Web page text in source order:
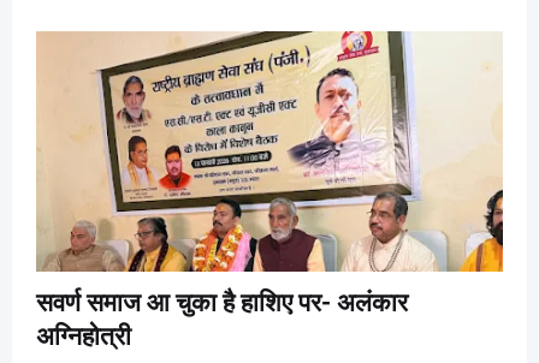
सवर्ण समाज आ चुका है हाशिए पर- अलंकार
अग्निहोत्री